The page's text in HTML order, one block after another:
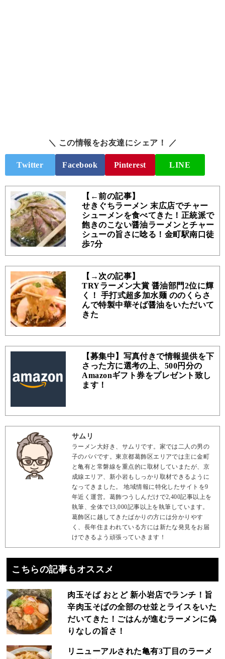
＼ この情報をお友達にシェア！ ／
Twitter Facebook Pinterest LINE
【←前の記事】
せきぐちラーメン 末広店でチャー
シューメンを食べてきた！正統派で
飽きのこない醤油ラーメンとチャー
シューの旨さに唸る！金町駅南口徒
歩7分
【→次の記事】
TRYラーメン大賞 醤油部門2位に輝
く！ 手打式超多加水麺 ののくらさ
んで特製中華そば醤油をいただいて
きた
【募集中】写真付きで情報提供を下
さった方に選考の上、500円分の
Amazonギフト券をプレゼント致し
ます！
サムリ
ラーメン大好き、サムリです。家では二人の男の
子のパパです。東京都葛飾区エリアでは主に金町
と亀有と常磐線を重点的に取材していまたが、京
成線エリア、新小岩もしっかり取材できるように
なってきました。 地域情報に特化したサイトを9
年近く運営。葛飾つうしんだけで2,400記事以上を
執筆、全体で13,000記事以上を執筆しています。
葛飾区に越してきたばかりの方には分かりやす
く、長年住まわれている方には新たな発見をお届
けできるよう頑張っていきます！
こちらの記事もオススメ
肉玉そば おとど 新小岩店でランチ！旨
辛肉玉そばの全部のせ並とライスをいた
だいてきた！ごはんが進むラーメンに偽
りなしの旨さ！
リニューアルされた亀有3丁目のラーメ